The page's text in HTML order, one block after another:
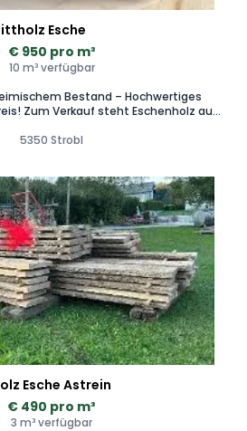
Esche
€ 950 pro m³
10 m³ verfügbar
Bestand – Hochwertiges
aus
schonend luftgetrocknet Ideal
Möbelbau, Innenausbau, Treppen,
Designprojekte. Sonstiges: -
nach Absprache möglich - Abgabe
- Verkauf solange der Vorrat reicht
edles Holz in absoluter Top-Qualität
mich auf deine
Anfrage!
5350 Strobl
Esche Astrein
€ 490 pro m³
3 m³ verfügbar